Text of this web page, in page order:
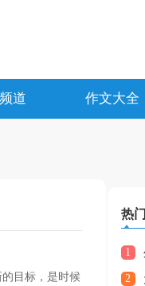
道 作文大全
目标，是时候
热
1
2